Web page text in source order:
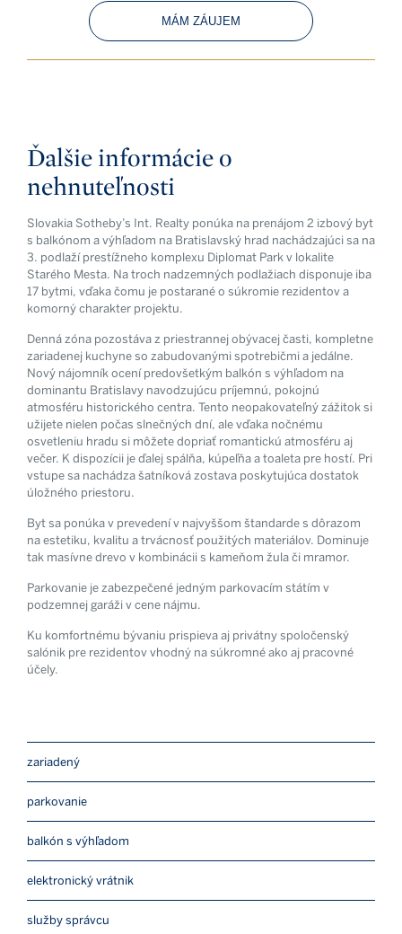
MÁM ZÁUJEM
zariadený
parkovanie
balkón s výhľadom
elektronický vrátnik
služby správcu
Ďalšie informácie o
nehnuteľnosti
Slovakia Sotheby’s Int. Realty ponúka na prenájom 2 izbový byt
s balkónom a výhľadom na Bratislavský hrad nachádzajúci sa na
3. podlaží prestížneho komplexu Diplomat Park v lokalite
Starého Mesta. Na troch nadzemných podlažiach disponuje iba
17 bytmi, vďaka čomu je postarané o súkromie rezidentov a
komorný charakter projektu.
Denná zóna pozostáva z priestrannej obývacej časti, kompletne
zariadenej kuchyne so zabudovanými spotrebičmi a jedálne.
Nový nájomník ocení predovšetkým balkón s výhľadom na
dominantu Bratislavy navodzujúcu príjemnú, pokojnú
atmosféru historického centra. Tento neopakovateľný zážitok si
užijete nielen počas slnečných dní, ale vďaka nočnému
osvetleniu hradu si môžete dopriať romantickú atmosféru aj
večer. K dispozícii je ďalej spálňa, kúpeľňa a toaleta pre hostí. Pri
vstupe sa nachádza šatníková zostava poskytujúca dostatok
úložného priestoru.
Byt sa ponúka v prevedení v najvyššom štandarde s dôrazom
na estetiku, kvalitu a trvácnosť použitých materiálov. Dominuje
tak masívne drevo v kombinácii s kameňom žula či mramor.
Parkovanie je zabezpečené jedným parkovacím státím v
podzemnej garáži v cene nájmu.
Ku komfortnému bývaniu prispieva aj privátny spoločenský
salónik pre rezidentov vhodný na súkromné ako aj pracovné
účely.